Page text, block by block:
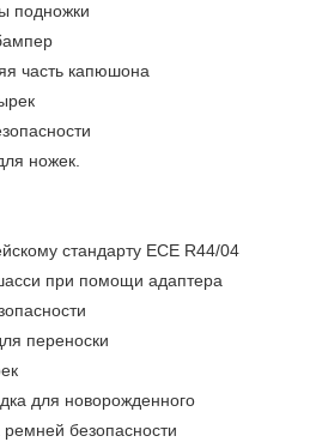
подножки
часть капюшона
ножек.
стандарту ECE R44/04
при помощи адаптера
переноски
для новорожденного
безопасности